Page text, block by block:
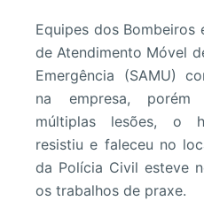
Equipes dos Bombeiros
de Atendimento Móvel
Emergência (SAMU)
na empresa,
múltiplas lesões, o
resistiu e faleceu no
da Polícia Civil esteve
os trabalhos de praxe.